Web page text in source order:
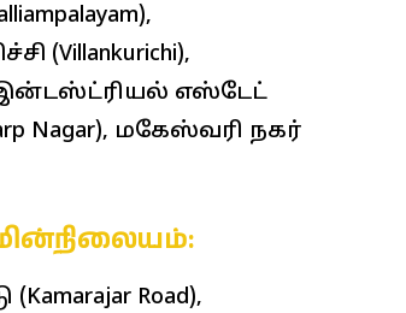
(Villankurichi),
இன்டஸ்ட்ரியல் எஸ்டேட்
Nagar), மகேஸ்வரி நகர்
மின்நிலையம்:
Road),